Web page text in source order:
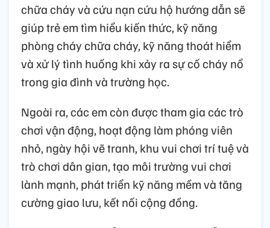
chữa cháy và cứu nạn cứu hộ hướng dẫn sẽ
giúp trẻ em tìm hiểu kiến thức, kỹ năng
phòng cháy chữa cháy, kỹ năng thoát hiểm
và xử lý tình huống khi xảy ra sự cố cháy nổ
trong gia đình và trường học.
Ngoài ra, các em còn được tham gia các trò
chơi vận động, hoạt động làm phóng viên
nhỏ, ngày hội vẽ tranh, khu vui chơi trí tuệ và
trò chơi dân gian, tạo môi trường vui chơi
lành mạnh, phát triển kỹ năng mềm và tăng
cường giao lưu, kết nối cộng đồng.